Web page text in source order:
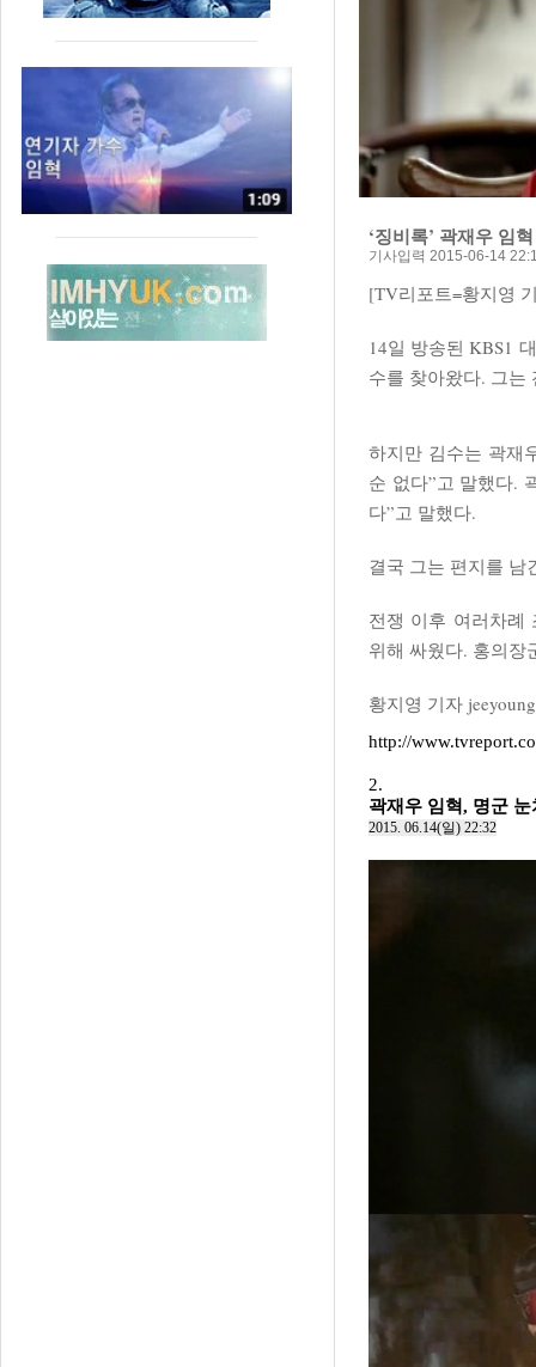
‘징비록’ 곽재우 임
기사입력 2015-06-14
[TV리포트=황지영
14일 방송된 KBS1
수를 찾아왔다. 그
하지만 김수는 곽재
순 없다”고 말했다.
다”고 말했다.
결국 그는 편지를
전쟁 이후 여러차례
위해 싸웠다. 홍의장
황지영 기자
http://
2.
곽재우 임혁, 명군
2015. 06.14(일) 22:32